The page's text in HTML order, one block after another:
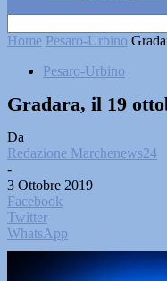
Home Pesaro-Urbino
Pesaro-Urbino
Gradara, il 19
Da
Redazione Marchenews24
-
3 Ottobre 2019
Facebook
Twitter
WhatsApp